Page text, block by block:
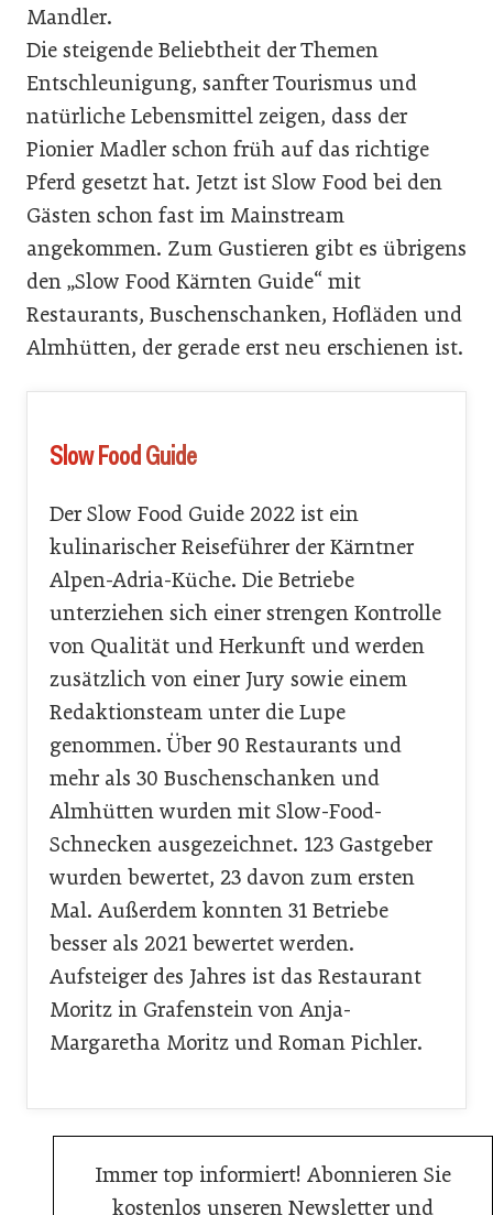
Mandler.
Die steigende Beliebtheit der Themen
Entschleunigung, sanfter Tourismus und
natürliche Lebensmittel zeigen, dass der
Pionier Madler schon früh auf das richtige
Pferd gesetzt hat. Jetzt ist Slow Food bei den
Gästen schon fast im Mainstream
angekommen. Zum Gustieren gibt es übrigens
den „Slow Food Kärnten Guide“ mit
Restaurants, Buschenschanken, Hofläden und
Almhütten, der gerade erst neu erschienen ist.
Slow Food Guide
Der Slow Food Guide 2022 ist ein
kulinarischer Reiseführer der Kärntner
Alpen-Adria-Küche. Die Betriebe
unterziehen sich einer strengen Kontrolle
von Qualität und Herkunft und werden
zusätzlich von einer Jury sowie einem
Redaktionsteam unter die Lupe
genommen. Über 90 Restaurants und
mehr als 30 Buschenschanken und
Almhütten wurden mit Slow-Food-
Schnecken ausgezeichnet. 123 Gastgeber
wurden bewertet, 23 davon zum ersten
Mal. Außerdem konnten 31 Betriebe
besser als 2021 bewertet werden.
Aufsteiger des Jahres ist das Restaurant
Moritz in Grafenstein von Anja-
Margaretha Moritz und Roman Pichler.
Immer top informiert! Abonnieren Sie
kostenlos unseren Newsletter und